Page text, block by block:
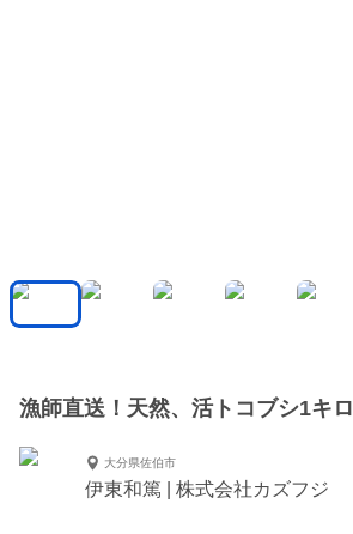
漁師直送！天然、活トコブシ1キロ
大分県佐伯市
伊東和篤 | 株式会社カズフジ